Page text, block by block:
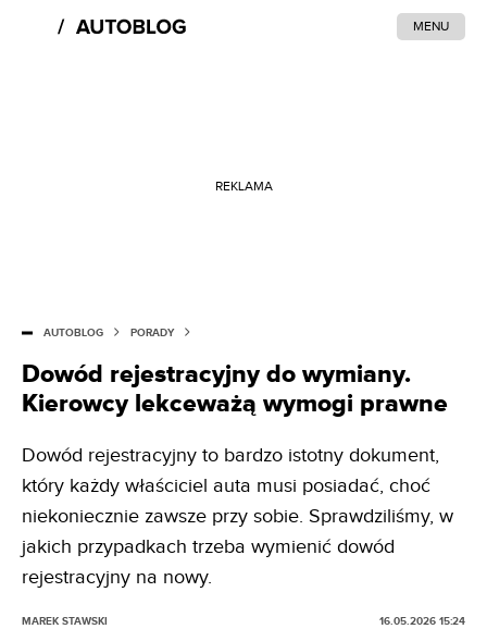
MENU
REKLAMA
AUTOBLOG PORADY
Dowód rejestracyjny do wymiany.
Kierowcy lekceważą wymogi prawne
Dowód rejestracyjny to bardzo istotny dokument,
który każdy właściciel auta musi posiadać, choć
niekoniecznie zawsze przy sobie. Sprawdziliśmy, w
jakich przypadkach trzeba wymienić dowód
rejestracyjny na nowy.
MAREK STAWSKI 16.05.2026 15:24